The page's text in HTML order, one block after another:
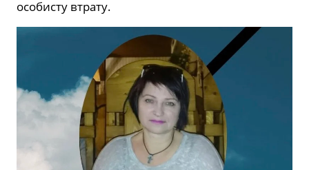
особисту втрату.